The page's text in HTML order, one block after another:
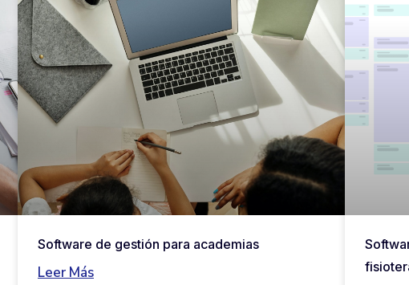
Software de gestión para academias
Leer Más